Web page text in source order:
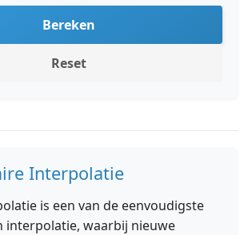
Bereken
Reset
Interpolatie
is een van de eenvoudigste
interpolatie, waarbij nieuwe